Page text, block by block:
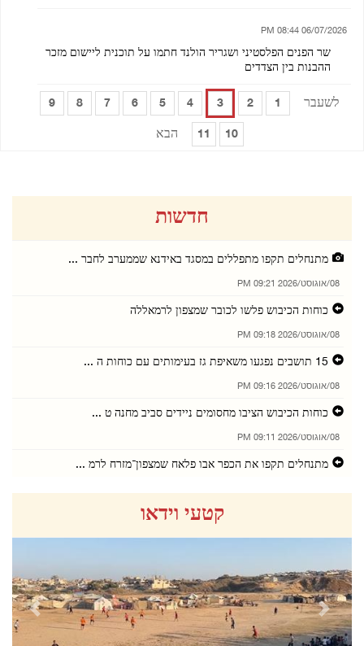
06/07/2026 08:44 PM
שר הפנים הפלסטיני ושגריר הולנד חתמו על תוכנית ליישום מזכר
ההבנות בין הצדדים
לשעבר 1
2
3
4
5
6
7
8
9
10
11 הבא
חדשות
מתנחלים תקפו מתפללים במסגד באידנא שממערב לחבר ...
08/אוגוסט/2026 09:21 PM
כוחות הכיבוש פלשו לכובר שמצפון לרמאללה
08/אוגוסט/2026 09:18 PM
15 תושבים נפגעו משאיפת גז בעימותים עם כוחות ה ...
08/אוגוסט/2026 09:16 PM
כוחות הכיבוש הציבו מחסומים ניידים סביב מחנה ט ...
08/אוגוסט/2026 09:11 PM
מתנחלים תקפו את הכפר אבו פלאח שמצפון־מזרח לרמ ...
מתנחלים פלשו לבית עור א־תחתא ולכפר ג'לג'ליא
08/אוגוסט/2026 08:56 PM
פלסטין גינתה את התקיפה נגד מכלית אמירתית במצר ...
08/אוגוסט/2026 08:55 PM
תושבים נפגעו משאיפת גז במהלך פלישת כוחות הכיב ...
08/אוגוסט/2026 08:53 PM
קטעי וידאו
Next